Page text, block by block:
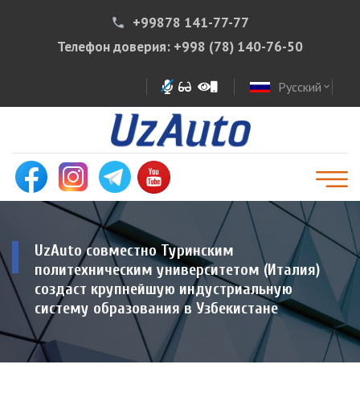
phone
+99878 141-77-77
Телефон доверия: +998 (78) 140-76-50
Русский expand_more
UzAuto совместно Туринским
политехническим университетом (Италия)
создаст крупнейшую индустриальную
систему образования в Узбекистане